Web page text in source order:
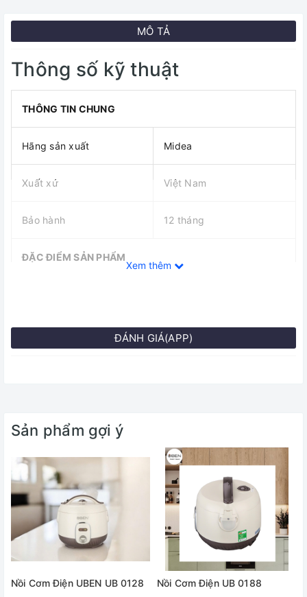
MÔ TẢ
Thông số kỹ thuật
THÔNG TIN CHUNG
Hãng sản xuất Midea
Xuất xứ Việt Nam
Bảo hành 12 tháng
ĐẶC ĐIỂM SẢN PHẨM
Số người ăn 4-6 người
Chế độ nấu
Nắp thoát hơi thông minh Có
Muỗng xới cơm
Ly đong gạo Có
Nút điều khiển Cơ
Xem thêm
ĐÁNH GIÁ(APP)
Sản phẩm gợi ý
Nồi Cơm Điện UBEN UB 0128 Nồi Cơm Điện UB 0188